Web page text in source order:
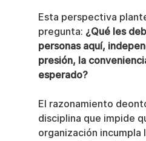
Esta perspectiva
pregunta: ¿Qué les
personas aquí,
presión, la
esperado?
El razonamiento
disciplina que impide
organización incumpla